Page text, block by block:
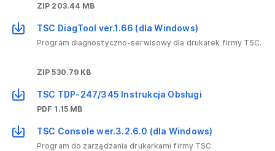
ZIP 203.44 MB
TSC DiagTool ver.1.66 (dla Windows)
Program diagnostyczno-serwisowy dla drukarek firmy TSC.
ZIP 530.79 KB
TSC TDP-247/345 Instrukcja Obsługi
PDF 1.15 MB
TSC Console wer.3.2.6.0 (dla Windows)
Program do zarządzania drukarkami firmy TSC.